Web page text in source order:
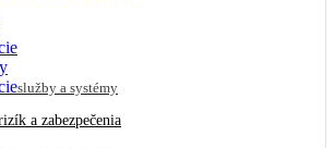
služby a systémy
a zabezpečenia